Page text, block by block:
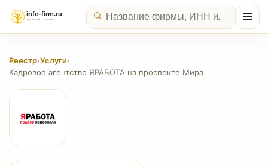
Реестр›Услуги›
Кадровое агентство ЯРАБОТА на проспекте Мира